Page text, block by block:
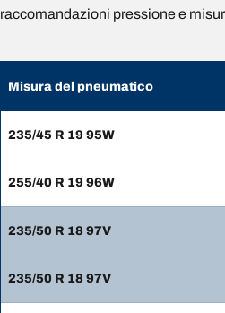
raccomandazioni pressione e
Misura del pneumatico
235/45 R 19 95W
255/40 R 19 96W
235/50 R 18 97V
235/50 R 18 97V